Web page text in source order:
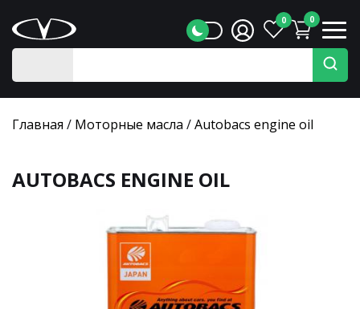
0 0
Главная / Моторные масла /Autobacs engine oil
AUTOBACS ENGINE OIL